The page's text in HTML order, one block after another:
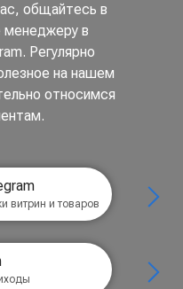
общайтесь в
менеджеру в
Регулярно
на нашем
относимся
витрин и товаров